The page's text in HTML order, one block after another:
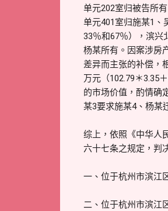
单元202室归被告所
单元401室归施某1、
33％和67％），滨兴
杨某所有。因案涉房
差异而主张的补偿，
万元（102.79＊3.35
的市场价值，酌情确
某3要求施某4、杨某
综上，依照《中华人
六十七条之规定，判
一、位于杭州市滨江
二、位于杭州市滨江